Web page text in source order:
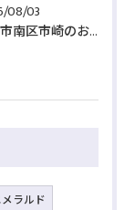
08/03
【福岡市南区市崎のお客様よりブランド品をお買取】
ラルド